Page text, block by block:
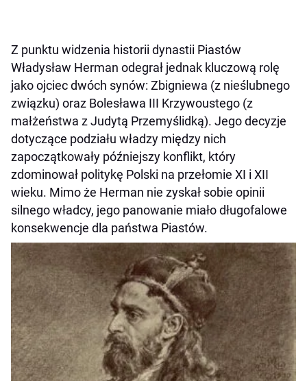
Z punktu widzenia historii dynastii Piastów
Władysław Herman odegrał jednak kluczową rolę
jako ojciec dwóch synów: Zbigniewa (z nieślubnego
związku) oraz Bolesława III Krzywoustego (z
małżeństwa z Judytą Przemyślidką). Jego decyzje
dotyczące podziału władzy między nich
zapoczątkowały późniejszy konflikt, który
zdominował politykę Polski na przełomie XI i XII
wieku. Mimo że Herman nie zyskał sobie opinii
silnego władcy, jego panowanie miało długofalowe
konsekwencje dla państwa Piastów.